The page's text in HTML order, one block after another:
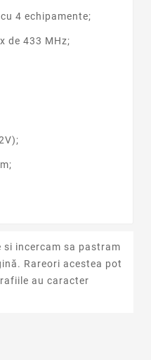
4 echipamente;
de 433 MHz;
incercam sa pastram
Rareori acestea pot
au caracter